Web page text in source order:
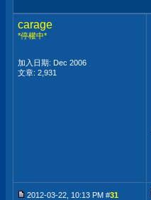
carage
*停權中*
加入日期: Dec 2006
文章: 2,931
2012-03-22, 10:13 PM #31